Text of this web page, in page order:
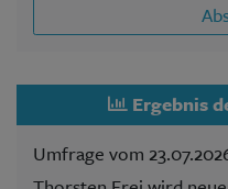
Ergebnis
Umfrage vom